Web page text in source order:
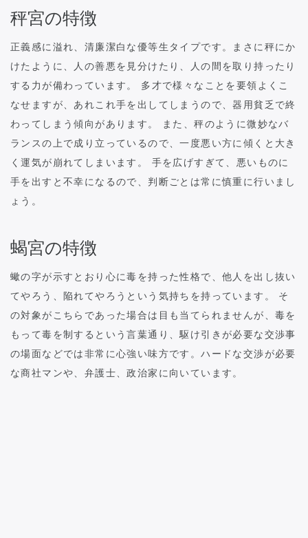
秤宮の特徴
正義感に溢れ、清廉潔白な優等生タイプです。まさに秤にか
けたように、人の善悪を見分けたり、人の間を取り持ったり
する力が備わっています。 多才で様々なことを要領よくこ
なせますが、あれこれ手を出してしまうので、器用貧乏で終
わってしまう傾向があります。 また、秤のように微妙なバ
ランスの上で成り立っているので、一度悪い方に傾くと大き
く運気が崩れてしまいます。 手を広げすぎて、悪いものに
手を出すと不幸になるので、判断ごとは常に慎重に行いまし
ょう。
蝎宮の特徴
蠍の字が示すとおり心に毒を持った性格で、他人を出し抜い
てやろう、陥れてやろうという気持ちを持っています。 そ
の対象がこちらであった場合は目も当てられませんが、毒を
もって毒を制するという言葉通り、駆け引きが必要な交渉事
の場面などでは非常に心強い味方です。ハードな交渉が必要
な商社マンや、弁護士、政治家に向いています。